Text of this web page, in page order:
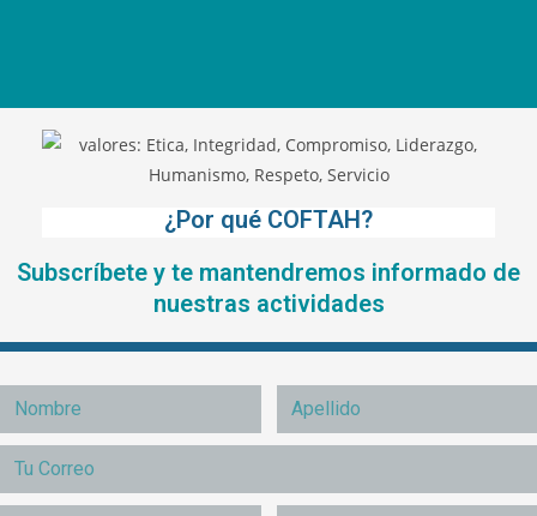
¿Por qué COFTAH?
Subscríbete y te mantendremos informado de
nuestras actividades